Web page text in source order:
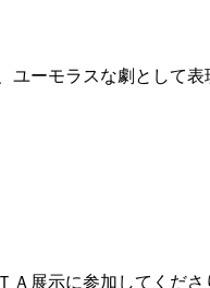
ーモラスな劇として表
展示に参加してくださ